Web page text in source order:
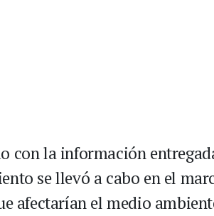
con la información
se llevó a cabo en el
afectarían el medio